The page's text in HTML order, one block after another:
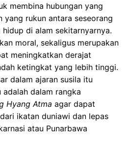
membina hubungan yang
yang rukun antara seseorang
di alam sekitarnyarnya.
moral, sekaligus merupakan
meningkatkan derajat
ketingkat yang lebih tinggi.
dalam ajaran susila itu
adalah dalam rangka
Hyang Atma agar dapat
ikatan duniawi dan lepas
atau Punarbawa